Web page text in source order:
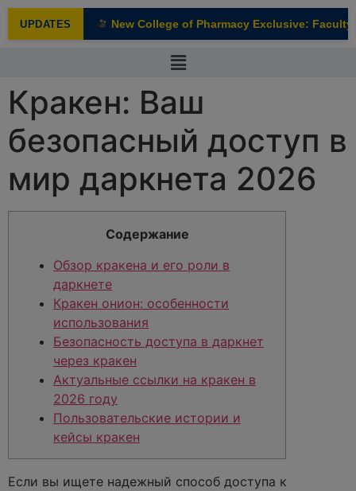
UPDATES
NEW New College of Pharmacy Exclusive: Faculty
Кракен: Ваш
безопасный доступ в
мир даркнета 2026
Содержание
Обзор кракена и его роли в
даркнете
Кракен онион: особенности
использования
Безопасность доступа в даркнет
через кракен
Актуальные ссылки на кракен в
2026 году
Пользовательские истории и
кейсы кракен
Если вы ищете надежный способ доступа к
modal-check